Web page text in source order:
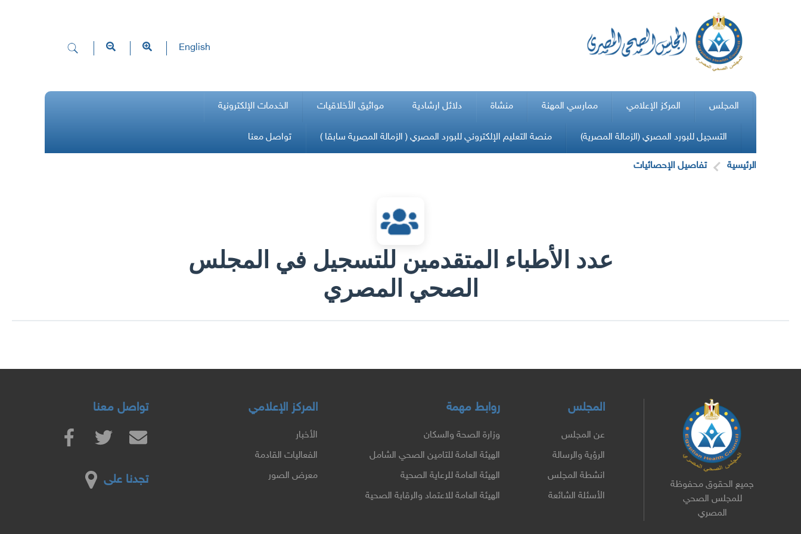
English
المجلس المركز الإعلامي ممارسي المهنة منشاة دلائل ارشادية مواثيق الأخلاقيات الخدمات الإلكترونية
التسجيل للبورد المصري (الزمالة المصرية) منصة التعليم الإلكتروني للبورد المصري ( الزمالة المصرية سابقا ) تواصل معنا
الرئيسية تفاصيل الإحصائيات
عدد الأطباء المتقدمين للتسجيل في المجلس
الصحي المصري
جميع الحقوق محفوظة
للمجلس الصحي
المصري
المجلس
عن المجلس
الرؤية والرسالة
انشطة المجلس
الأسئلة الشائعة
روابط مهمة
وزارة الصحة والسكان
الهيئة العامة للتامين الصحي الشامل
الهيئة العامة للرعاية الصحية
الهيئة العامة للاعتماد والرقابة الصحية
المركز الإعلامي
الأخبار
الفعاليات القادمة
معرض الصور
تواصل معنا
تجدنا على